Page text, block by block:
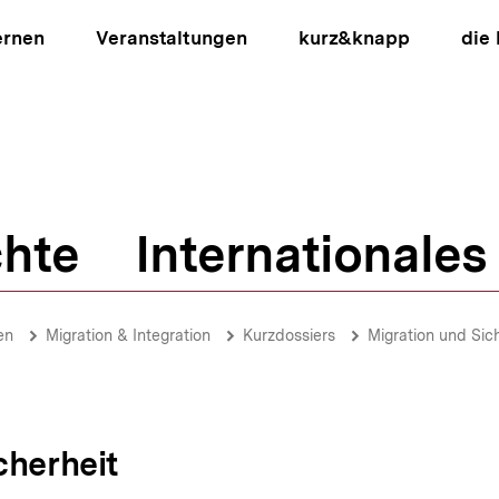
Veranstaltungen kurz&knapp die
Internationales
Migration & Integration Kurzdossiers Migration und